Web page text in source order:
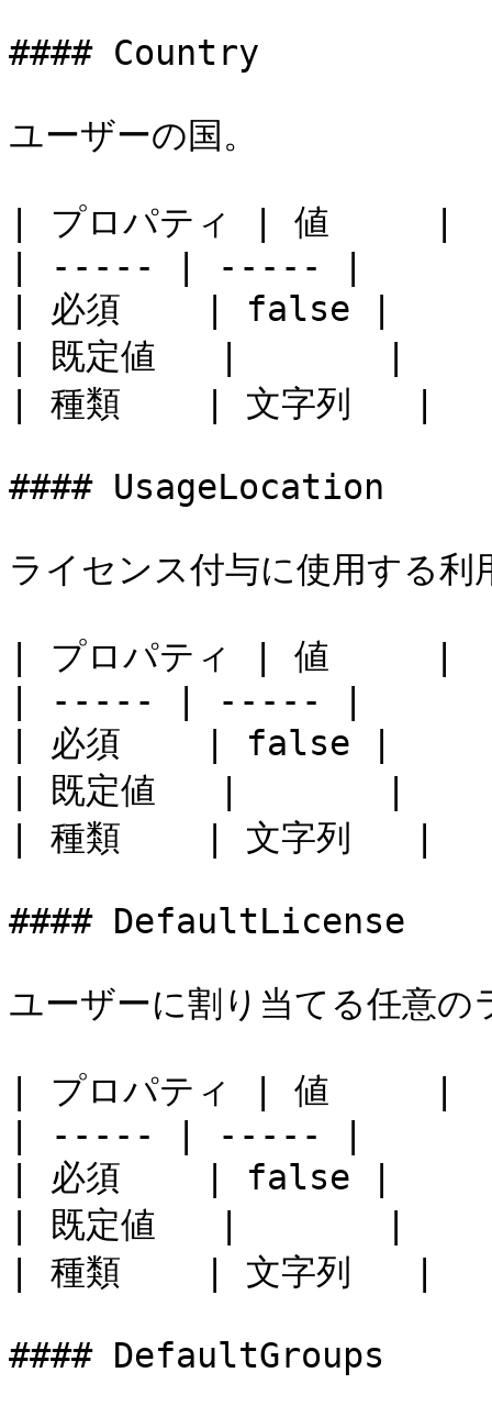
#### Country
ユーザーの国。
| プロパティ | 値     |
| ----- | ----- |
| 必須    | false |
| 既定値   |       |
| 種類    | 文字列   |
#### UsageLocation
ライセンス付与に使用する利
| プロパティ | 値     |
| ----- | ----- |
| 必須    | false |
| 既定値   |       |
| 種類    | 文字列   |
#### DefaultLicense
ユーザーに割り当てる任意
| プロパティ | 値     |
| ----- | ----- |
| 必須    | false |
| 既定値   |       |
| 種類    | 文字列   |
#### DefaultGroups